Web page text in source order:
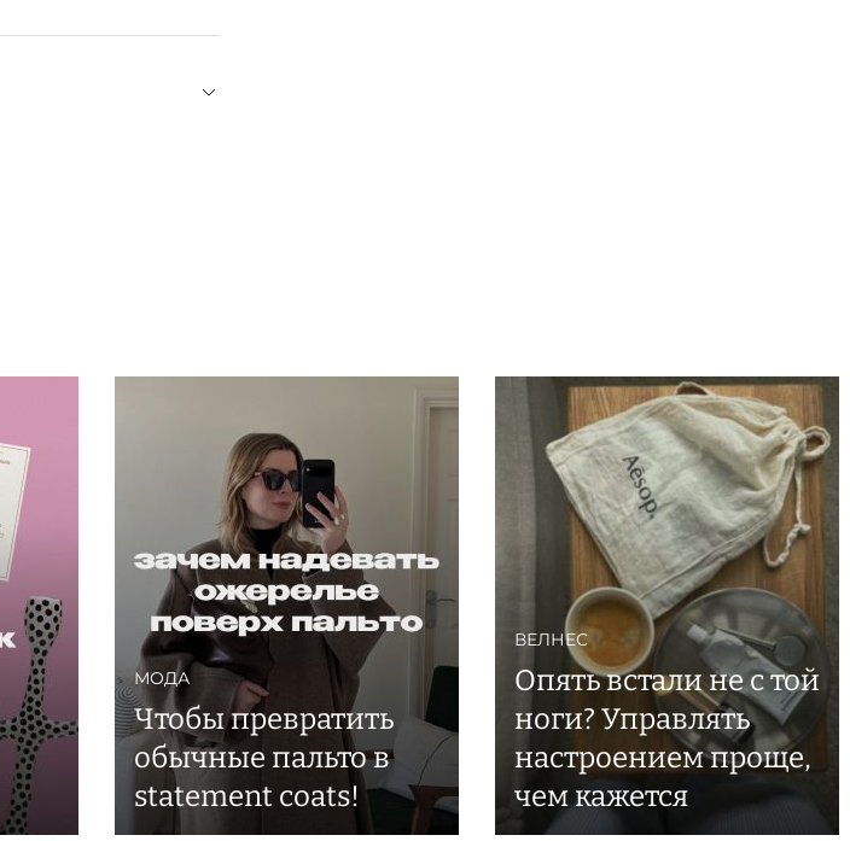
МОДА
Чтобы превратить
обычные пальто в
statement coats!
ВЕЛНЕС
Опять встали не с той
ноги? Управлять
настроением проще,
чем кажется